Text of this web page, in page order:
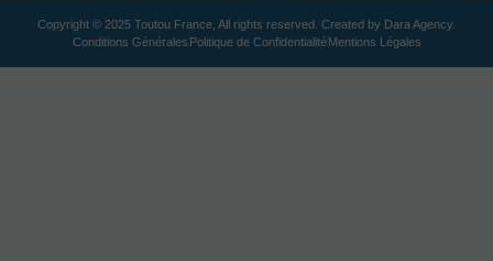
Copyright © 2025 Toutou France, All rights reserved. Created by Dara Agency
Conditions Générales Politique de Confidentialité Mentions Légales